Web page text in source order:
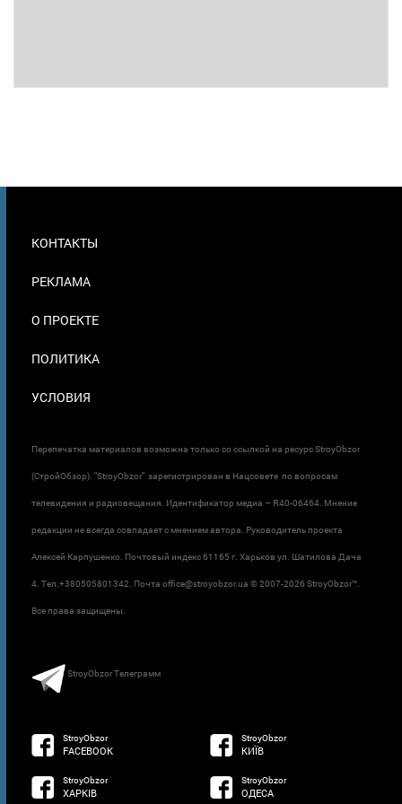
В
КОНТАКТЫ
РЕКЛАМА
О ПРОЕКТЕ
ПОЛИТИКА
УСЛОВИЯ
Перепечатка материалов возможна только со ссылкой на ресурс StroyObzor
(СтройОбзор). "StroyObzor" зарегистрирован в Нацсовете по вопросам
телевидения и радиовещания. Идентификатор медиа – R40-06464. Мнение
редакции не всегда совпадает с мнением автора. Руководитель проекта
Алексей Карпушенко. Почтовый индекс 61165 г. Харьков ул. Шатилова Дача
4. Тел.+380505801342. Почта office@stroyobzor.ua © 2007-2026 StroyObzor™.
Все права защищены.
StroyObzor Телеграмм
StroyObzor
FACEBOOK
StroyObzor
КИЇВ
StroyObzor
ХАРКІВ
StroyObzor
ОДЕСА